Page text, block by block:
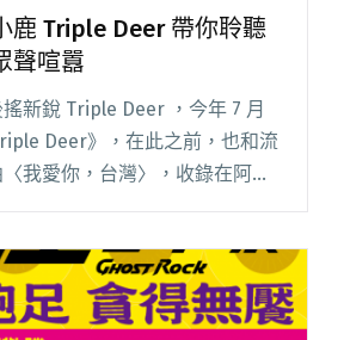
鹿 Triple Deer 帶你聆聽
聲喧囂
新銳 Triple Deer ，今年 7 月
Deer》，在此之前，也和流
我愛你，台灣〉，收錄在阿德
輯中；這充滿了新體驗的一年
Triple Deer 帶你聆聽自我心中